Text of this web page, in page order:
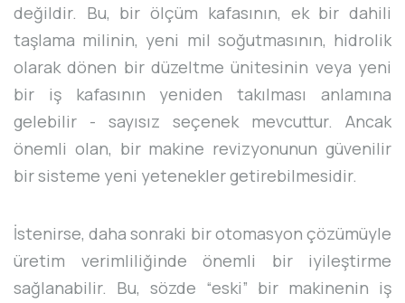
değildir. Bu, bir ölçüm kafasının, ek bir dahili
taşlama milinin, yeni mil soğutmasının, hidrolik
olarak dönen bir düzeltme ünitesinin veya yeni
bir iş kafasının yeniden takılması anlamına
gelebilir - sayısız seçenek mevcuttur. Ancak
önemli olan, bir makine revizyonunun güvenilir
bir sisteme yeni yetenekler getirebilmesidir.
İstenirse, daha sonraki bir otomasyon çözümüyle
üretim verimliliğinde önemli bir iyileştirme
sağlanabilir. Bu, sözde “eski” bir makinenin iş